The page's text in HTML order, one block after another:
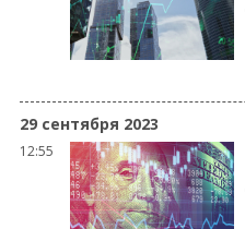
29 сентября 2023
12:55